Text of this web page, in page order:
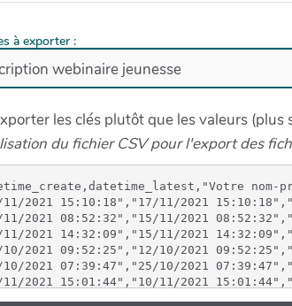
à exporter :
les clés plutôt que les valeurs
du fichier CSV pour l'export des
11/2021 15:10:18","17/11/2021
11/2021 08:52:32","15/11/2021
11/2021 14:32:09","15/11/2021
10/2021 09:52:25","12/10/2021
2021 07:39:47","25/10/2021
11/2021 15:01:44","10/11/2021